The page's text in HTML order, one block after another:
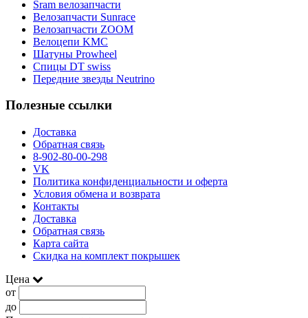
Sram велозапчасти
Велозапчасти Sunrace
Велозапчасти ZOOM
Велоцепи KMC
Шатуны Prowheel
Спицы DT swiss
Передние звезды Neutrino
Полезные ссылки
Доставка
Обратная связь
8-902-80-00-298
VK
Политика конфиденциальности и оферта
Условия обмена и возврата
Контакты
Доставка
Обратная связь
Карта сайта
Скидка на комплект покрышек
Цена
от
до